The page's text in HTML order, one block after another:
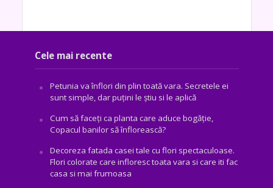
Cele mai recente
Petunia va înflori din plin toată vara. Secretele ei
sunt simple, dar puțini le știu si le aplică
Cum să faceți ca planta care aduce bogăţie,
Copacul banilor să înflorească?
Decoreza fatada casei tale cu flori spectaculoase.
Flori colorate care infloresc toata vara si care iti fac
casa si mai frumoasa